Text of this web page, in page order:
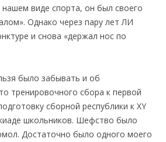
виде спорта, он был своего
Однако через пару лет ЛИ
и снова «держал нос по
было забывать и об
тренировочного сбора к первой
сборной республики к XY
школьников. Шефство было
Достаточно было одного моего